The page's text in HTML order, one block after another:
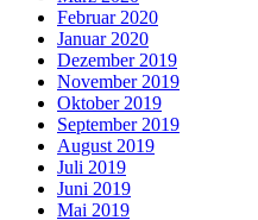
Februar 2020
Januar 2020
Dezember 2019
November 2019
Oktober 2019
September 2019
August 2019
Juli 2019
Juni 2019
Mai 2019